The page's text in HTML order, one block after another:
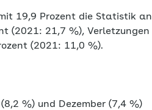
19,9 Prozent die Statistik an
(2021: 21,7 %), Verletzungen
(2021: 11,0 %).
%) und Dezember (7,4 %)